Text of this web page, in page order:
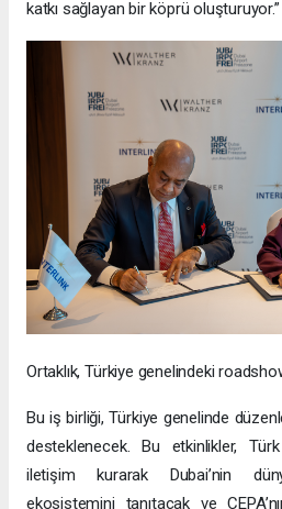
katkı sağlayan bir köprü
Ortaklık, Türkiye genelindeki
Bu iş birliği, Türkiye genelinde
desteklenecek. Bu etkinlikler,
iletişim kurarak Dubai’nin
ekosistemini tanıtacak ve